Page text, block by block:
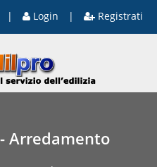
| Login | Registrati
Arredamento